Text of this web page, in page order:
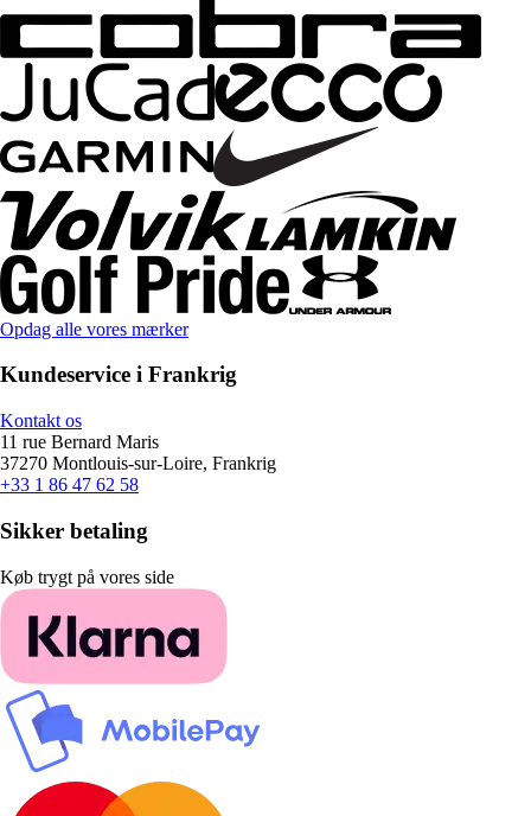
Opdag alle vores mærker
Kundeservice i Frankrig
Kontakt os
11 rue Bernard Maris
37270 Montlouis-sur-Loire, Frankrig
+33 1 86 47 62 58
Sikker betaling
Køb trygt på vores side